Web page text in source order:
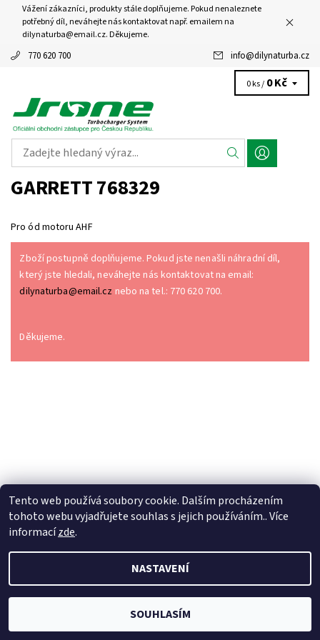
Vážení zákazníci, produkty stále doplňujeme. Pokud nenaleznete
potřebný díl, neváhejte nás kontaktovat např. emailem na
dilynaturba@email.cz. Děkujeme.
770 620 700 info@dilynaturba.cz
0 ks / 0 Kč
GARRETT 768329
Pro ód motoru AHF
Zboží postupně doplňujeme. Pokud jste nenašli náhradní díl,
který jste hledali, neváhejte nás kontaktovat na email:
dilynaturba@email.cz nebo na tel.: 770 620 700.
Děkujeme.
2026 © Dilynaturba.cz, všechna práva vyhrazena
nastavení cookies
Vytvořil Shoptet
Tento web používá soubory cookie. Dalším procházením
tohoto webu vyjadřujete souhlas s jejich používáním.. Více
informacízde.
NASTAVENÍ
SOUHLASÍM